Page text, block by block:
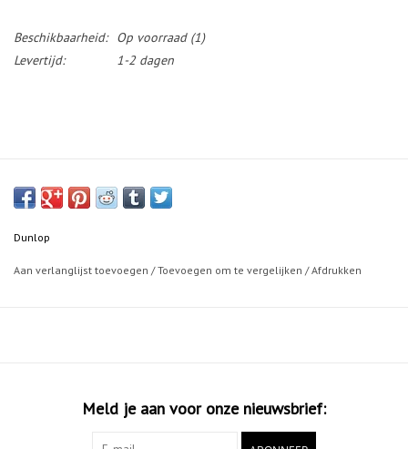
Beschikbaarheid: Op voorraad(1)
Levertijd:
1-2 dagen
Dunlop
Aan verlanglijst toevoegen /Toevoegen om te vergelijken /Afdrukken
Meld je aan voor onze nieuwsbrief: